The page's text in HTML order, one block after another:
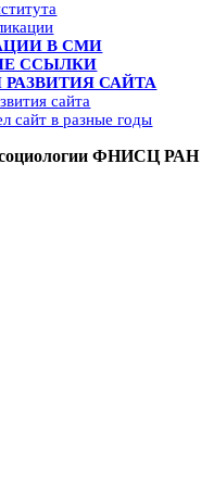
В СМИ
ССЫЛКИ
САЙТА
сайта
сайт в разные годы
социологии ФНИСЦ РАН